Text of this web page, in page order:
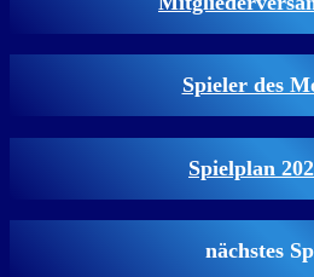
Spieler des
Spielplan
nächstes